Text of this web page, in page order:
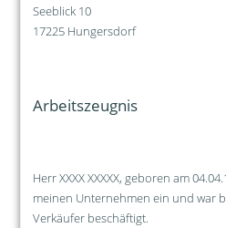
Seeblick 10
17225 Hungersdorf
Arbeitszeugnis
Herr XXXX XXXXX, geboren am
meinen Unternehmen ein und war
Verkäufer beschäftigt.